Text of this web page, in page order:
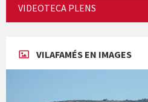
Paella monumental i TARDEO.
VIDEOTECA PLENS
VILAFAMÉS EN IMAGES